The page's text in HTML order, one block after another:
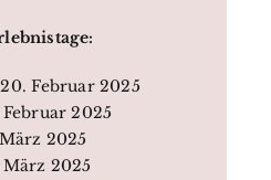
Februar 2025
2025
2025
März 2025